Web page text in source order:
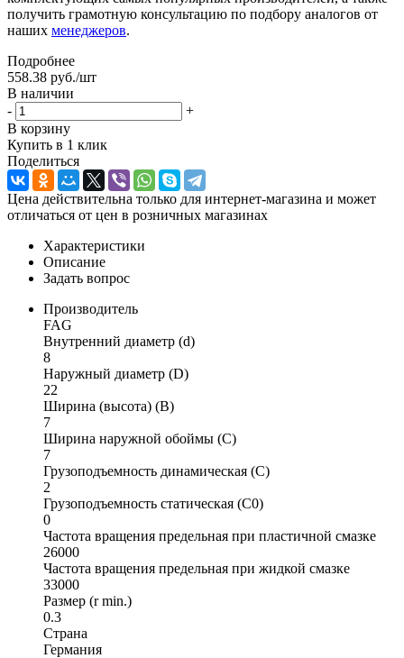
получить грамотную консультацию по подбору аналогов от
наших менеджеров.
Подробнее
558.38 руб./шт
В наличии
-
+
В корзину
Купить в 1 клик
Поделиться
Цена действительна только для интернет-магазина и может
отличаться от цен в розничных магазинах
Характеристики
Описание
Задать вопрос
Производитель
FAG
Внутренний диаметр (d)
8
Наружный диаметр (D)
22
Ширина (высота) (B)
7
Ширина наружной обоймы (C)
7
Грузоподъемность динамическая (C)
2
Грузоподъемность статическая (C0)
0
Частота вращения предельная при пластичной смазке
26000
Частота вращения предельная при жидкой смазке
33000
Размер (r min.)
0.3
Страна
Германия